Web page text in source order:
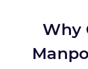
Why